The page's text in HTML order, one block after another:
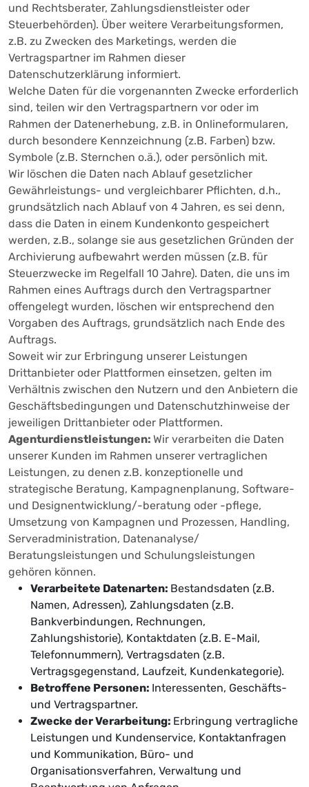
und Rechtsberater, Zahlungsdienstleister oder
Steuerbehörden). Über weitere Verarbeitungsformen,
z.B. zu Zwecken des Marketings, werden die
Vertragspartner im Rahmen dieser
Datenschutzerklärung informiert.
Welche Daten für die vorgenannten Zwecke erforderlich
sind, teilen wir den Vertragspartnern vor oder im
Rahmen der Datenerhebung, z.B. in Onlineformularen,
durch besondere Kennzeichnung (z.B. Farben) bzw.
Symbole (z.B. Sternchen o.ä.), oder persönlich mit.
Wir löschen die Daten nach Ablauf gesetzlicher
Gewährleistungs- und vergleichbarer Pflichten, d.h.,
grundsätzlich nach Ablauf von 4 Jahren, es sei denn,
dass die Daten in einem Kundenkonto gespeichert
werden, z.B., solange sie aus gesetzlichen Gründen der
Archivierung aufbewahrt werden müssen (z.B. für
Steuerzwecke im Regelfall 10 Jahre). Daten, die uns im
Rahmen eines Auftrags durch den Vertragspartner
offengelegt wurden, löschen wir entsprechend den
Vorgaben des Auftrags, grundsätzlich nach Ende des
Auftrags.
Soweit wir zur Erbringung unserer Leistungen
Drittanbieter oder Plattformen einsetzen, gelten im
Verhältnis zwischen den Nutzern und den Anbietern die
Geschäftsbedingungen und Datenschutzhinweise der
jeweiligen Drittanbieter oder Plattformen.
Agenturdienstleistungen: Wir verarbeiten die Daten
unserer Kunden im Rahmen unserer vertraglichen
Leistungen, zu denen z.B. konzeptionelle und
strategische Beratung, Kampagnenplanung, Software-
und Designentwicklung/-beratung oder -pflege,
Umsetzung von Kampagnen und Prozessen, Handling,
Serveradministration, Datenanalyse/
Beratungsleistungen und Schulungsleistungen
gehören können.
Verarbeitete Datenarten: Bestandsdaten (z.B.
Namen, Adressen), Zahlungsdaten (z.B.
Bankverbindungen, Rechnungen,
Zahlungshistorie), Kontaktdaten (z.B. E-Mail,
Telefonnummern), Vertragsdaten (z.B.
Vertragsgegenstand, Laufzeit, Kundenkategorie).
Betroffene Personen: Interessenten, Geschäfts-
und Vertragspartner.
Zwecke der Verarbeitung: Erbringung vertragliche
Leistungen und Kundenservice, Kontaktanfragen
und Kommunikation, Büro- und
Organisationsverfahren, Verwaltung und